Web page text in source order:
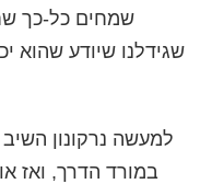
שמחים כל-כך
שגידלנו שיודע שהוא
למעשה נרקונון
במורד הדרך, ואז